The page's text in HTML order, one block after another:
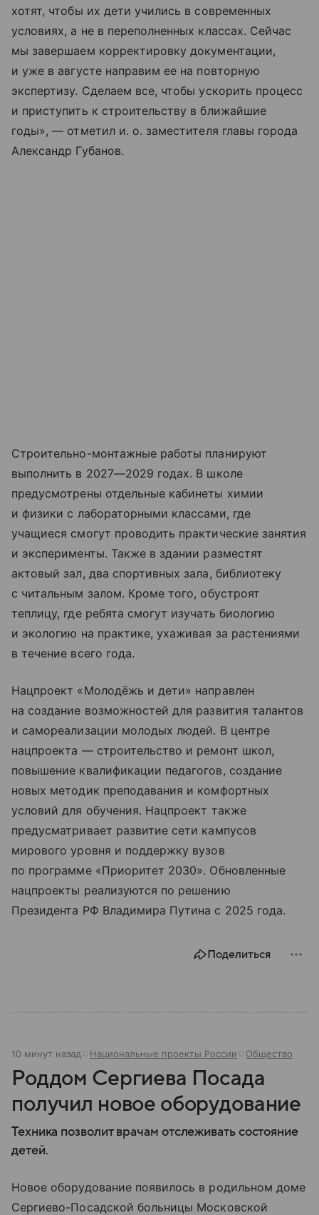
хотят, чтобы их дети учились в современных
условиях, а не в переполненных классах. Сейчас
мы завершаем корректировку документации,
и уже в августе направим ее на повторную
экспертизу. Сделаем все, чтобы ускорить процесс
и приступить к строительству в ближайшие
годы», — отметил и. о. заместителя главы города
Александр Губанов.
Строительно-монтажные работы планируют
выполнить в 2027—2029 годах. В школе
предусмотрены отдельные кабинеты химии
и физики с лабораторными классами, где
учащиеся смогут проводить практические занятия
и эксперименты. Также в здании разместят
актовый зал, два спортивных зала, библиотеку
с читальным залом. Кроме того, обустроят
теплицу, где ребята смогут изучать биологию
и экологию на практике, ухаживая за растениями
в течение всего года.
Нацпроект «Молодёжь и дети» направлен
на создание возможностей для развития талантов
и самореализации молодых людей. В центре
нацпроекта — строительство и ремонт школ,
повышение квалификации педагогов, создание
новых методик преподавания и комфортных
условий для обучения. Нацпроект также
предусматривает развитие сети кампусов
мирового уровня и поддержку вузов
по программе «Приоритет 2030». Обновленные
нацпроекты реализуются по решению
Президента РФ Владимира Путина с 2025 года.
Поделиться
10 минут назад Национальные проекты России Общество
Роддом Сергиева Посада
получил новое оборудование
Техника позволит врачам отслеживать состояние
детей.
Новое оборудование появилось в родильном доме
Сергиево-Посадской больницы Московской